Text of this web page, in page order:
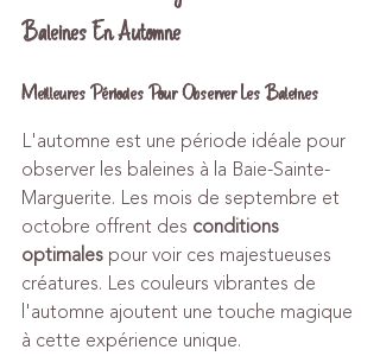
Baleines En Automne
Meilleures Périodes Pour Observer Les Baleines
L'automne est une période idéale pour
observer les baleines à la Baie-Sainte-
Marguerite. Les mois de septembre et
octobre offrent des conditions
optimales pour voir ces majestueuses
créatures. Les couleurs vibrantes de
l'automne ajoutent une touche magique
à cette expérience unique.